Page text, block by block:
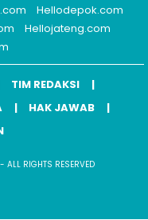
Hellodepok.com
Hellojateng.com
TIM REDAKSI
HAK JAWAB
RIGHTS RESERVED